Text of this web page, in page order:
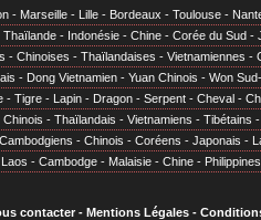
- Marseille - Lille - Bordeaux - Toulouse -
Thaïlande - Indonésie - Chine - Corée du Sud -
- Chinoises - Thaïlandaises - Vietnamiennes -
- Dong Vietnamien - Yuan Chinois - Won
- Tigre - Lapin - Dragon - Serpent - Cheval -
Chinois - Thaïlandais - Vietnamiens - Tibétains -
Cambodgiens - Chinois - Coréens - Japonais -
Laos - Cambodge - Malaisie - Chine - Philippines
contacter- Mentions Légales-